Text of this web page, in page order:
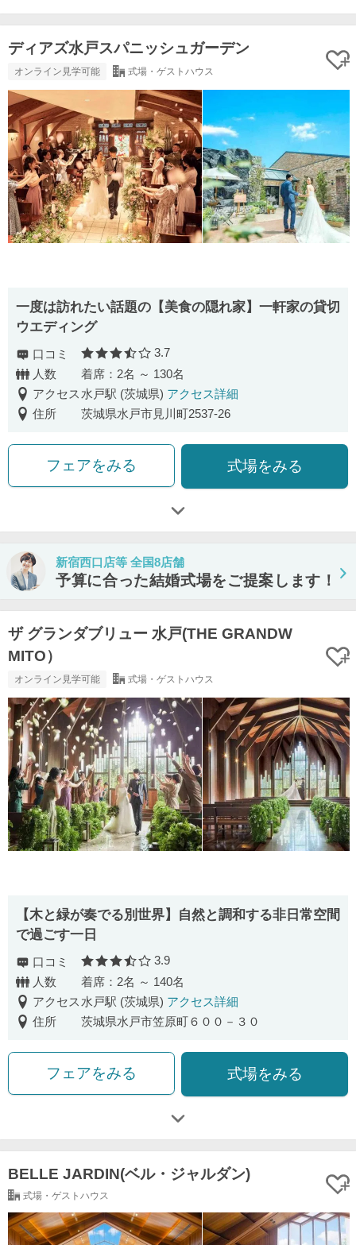
ディアズ水戸スパニッシュガーデン
オンライン見学可能 式場・ゲストハウス
一度は訪れたい話題の【美食の隠れ家】一軒家の貸切
ウエディング
口コミ 口コミ評価
3.7
人数
着席：2名 ～ 130名
アクセス 水戸駅 (茨城県) アクセス詳細
住所
茨城県水戸市見川町2537-26
フェアをみる 式場をみる
新宿西口店等 全国8店舗
予算に合った結婚式場をご提案します！
ザ グランダブリュー 水戸(THE GRANDW
MITO）
オンライン見学可能 式場・ゲストハウス
【木と緑が奏でる別世界】自然と調和する非日常空間
で過ごす一日
口コミ 口コミ評価
3.9
人数
着席：2名 ～ 140名
アクセス 水戸駅 (茨城県) アクセス詳細
住所
茨城県水戸市笠原町６００－３０
フェアをみる 式場をみる
BELLE JARDIN(ベル・ジャルダン)
式場・ゲストハウス